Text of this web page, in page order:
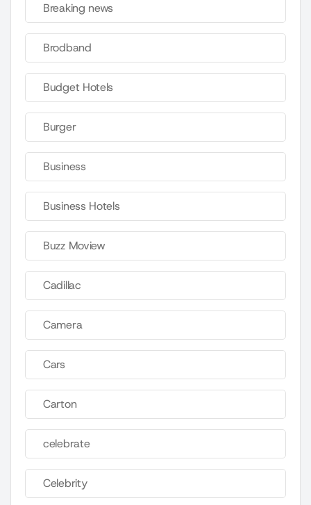
Breaking news
Brodband
Budget Hotels
Burger
Business
Business Hotels
Buzz Moview
Cadillac
Camera
Cars
Carton
celebrate
Celebrity